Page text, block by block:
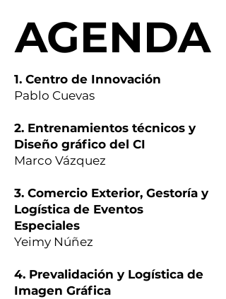
AGENDA
AGENDA
1. Centro de Innovación
Pablo Cuevas
2. Entrenamientos técnicos y
Diseño gráfico del CI
Marco Vázquez
3. Comercio Exterior, Gestoría y
Logística de Eventos
Especiales
Yeimy Núñez
4. Prevalidación y Logística de
Imagen Gráfica